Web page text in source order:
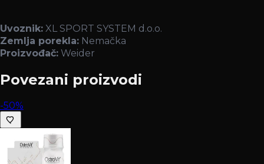
Uvoznik: XL SPORT SYSTEM d.o.o.
Zemlja porekla: Nemačka
Proizvođač: Weider
Povezani proizvodi
-50%